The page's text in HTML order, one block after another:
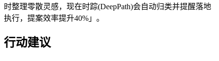
时整理零散灵感，现在时踪(DeepPath)会自动归类并提醒落地
执行，提案效率提升40%」。
行动建议